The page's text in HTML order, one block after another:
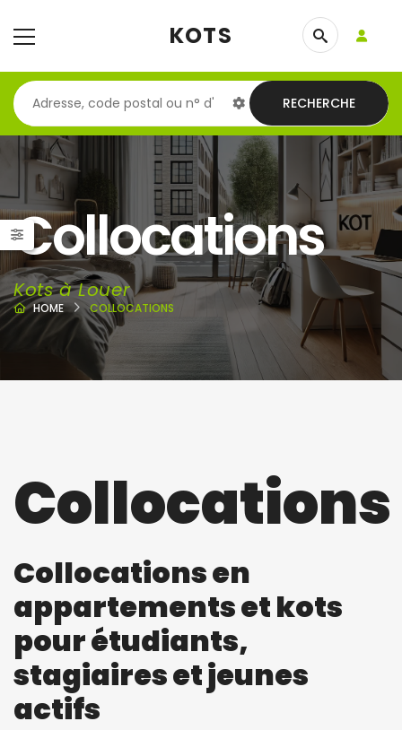
KOTS
RECHERCHE
Collocations
Kots à Louer
HOME COLLOCATIONS
Collocations
Collocations en
appartements et kots
pour étudiants,
stagiaires et jeunes
actifs